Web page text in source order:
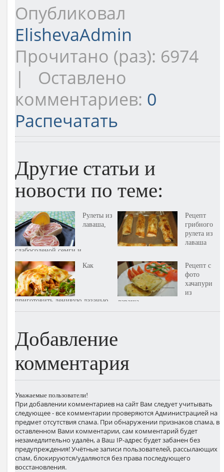
Опубликовал
ElishevaAdmin
Прочитано (раз): 6974
| Оставлено
комментариев: 0
Распечатать
Другие статьи и
новости по теме:
Рулеты из
лаваша,
слабосоленой семги и
Рецепт
грибного
рулета из
лаваша
Как
приготовить ленивую лазанью
Рецепт с
фото
хачапури
из
лаваша
Добавление
комментария
Уважаемые пользователи!
При добавлении комментариев на сайт Вам следует учитывать
следующее - все комментарии проверяются Администрацией на
предмет отсутствия спама. При обнаружении признаков спама, в
оставленном Вами комментарии, сам комментарий будет
незамедлительно удалён, а Ваш IP-адрес будет забанен без
предупреждения! Учётные записи пользователей, рассылающих
спам, блокируются/удаляются без права последующего
восстановления.